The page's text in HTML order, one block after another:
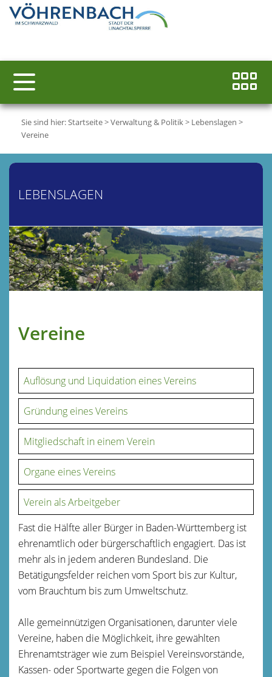
Sie sind hier:Startseite>Verwaltung & Politik> Lebenslagen >
Vereine
LEBENSLAGEN
Vereine
Auflösung und Liquidation eines Vereins
Gründung eines Vereins
Mitgliedschaft in einem Verein
Organe eines Vereins
Verein als Arbeitgeber
Fast die Hälfte aller Bürger in Baden-Württemberg ist
ehrenamtlich oder bürgerschaftlich engagiert. Das ist
mehr als in jedem anderen Bundesland. Die
Betätigungsfelder reichen vom Sport bis zur Kultur,
vom Brauchtum bis zum Umweltschutz.
Alle gemeinnützigen Organisationen, darunter viele
Vereine, haben die Möglichkeit, ihre gewählten
Ehrenamtsträger wie zum Beispiel Vereinsvorstände,
Kassen- oder Sportwarte gegen die Folgen von